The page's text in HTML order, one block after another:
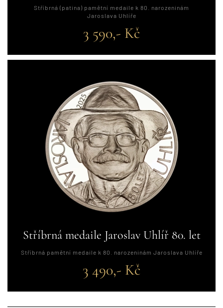
Stříbrná (patina) pamětní medaile k 80. narozeninám
Jaroslava Uhlíře
3 590,- Kč
Stříbrná medaile Jaroslav Uhlíř 80. let
Stříbrná pamětní medaile k 80. narozeninám Jaroslava Uhlíře
3 490,- Kč